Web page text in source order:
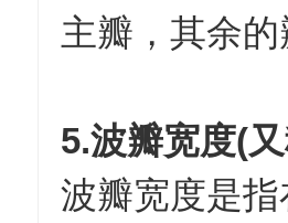
主瓣，其余
5.波瓣宽度(
波瓣宽度是